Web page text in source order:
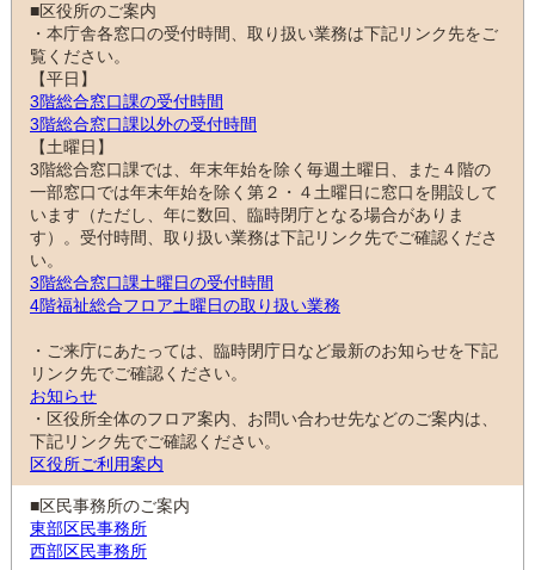
■区役所のご案内
・本庁舎各窓口の受付時間、取り扱い業務は下記リンク先をご
覧ください。
【平日】
3階総合窓口課の受付時間
3階総合窓口課以外の受付時間
【土曜日】
3階総合窓口課では、年末年始を除く毎週土曜日、また４階の
一部窓口では年末年始を除く第２・４土曜日に窓口を開設して
います（ただし、年に数回、臨時閉庁となる場合がありま
す）。受付時間、取り扱い業務は下記リンク先でご確認くださ
い。
3階総合窓口課土曜日の受付時間
4階福祉総合フロア土曜日の取り扱い業務
・ご来庁にあたっては、臨時閉庁日など最新のお知らせを下記
リンク先でご確認ください。
お知らせ
・区役所全体のフロア案内、お問い合わせ先などのご案内は、
下記リンク先でご確認ください。
区役所ご利用案内
■区民事務所のご案内
東部区民事務所
西部区民事務所